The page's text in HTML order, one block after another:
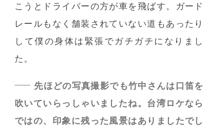
こうとドライバーの方が車を飛ばす。ガード
レールもなく舗装されていない道もあったり
して僕の身体は緊張でガチガチになりまし
た。
先ほどの写真撮影でも竹中さんは口笛を
吹いていらっしゃいましたね。台湾ロケなら
ではの、印象に残った風景はありましたでし